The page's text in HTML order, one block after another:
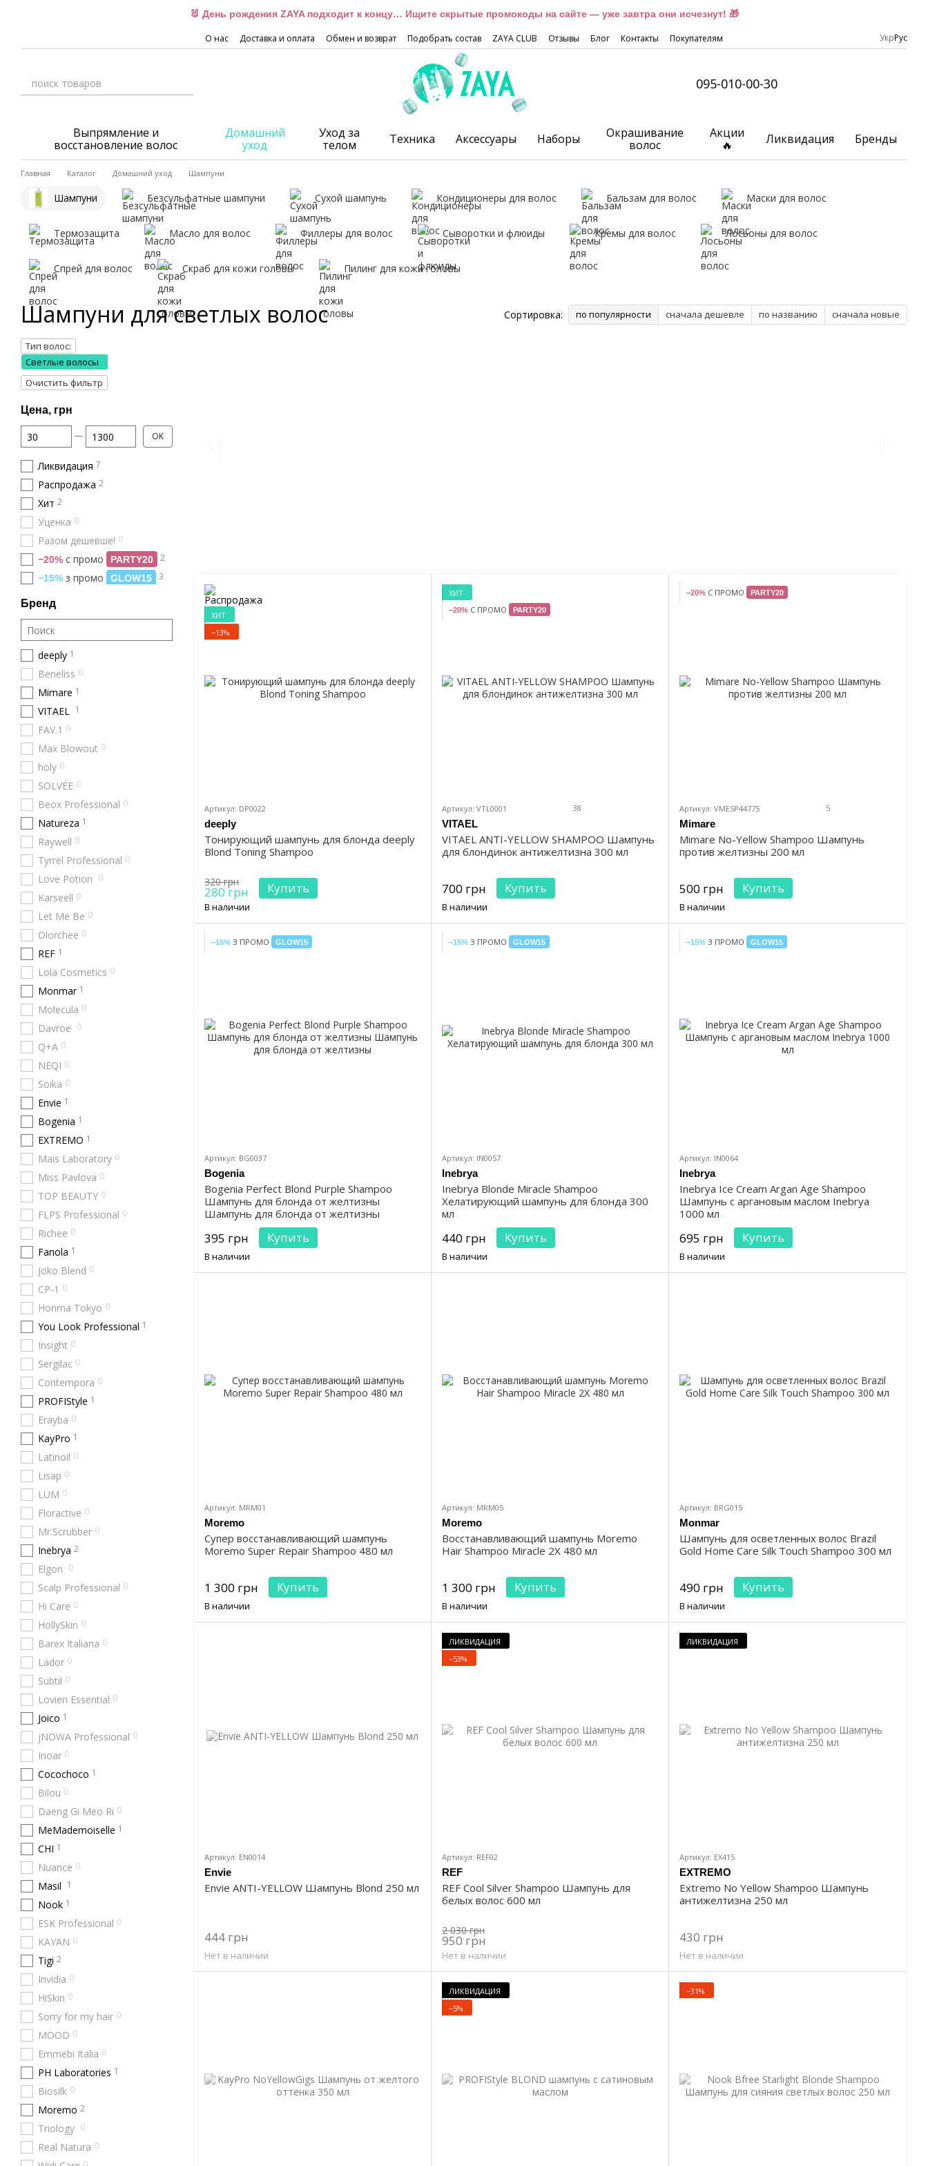
🐰 День рождения ZAYA подходит к концу… Ищите скрытые промокоды на сайте — уже завтра они исчезнут! 🎁
О нас Доставка и оплата Обмен и возврат Подобрать состав ZAYA CLUB Отзывы Блог Контакты Покупателям УкрРус
095-010-00-30
Выпрямление и
восстановление волос
Домашний
уход
Уход за
телом
Техника Аксессуары Наборы
Окрашивание
волос
Акции
🔥
Ликвидация Бренды
Главная Каталог Домашний уход Шампуни
Шампуни Безсульфатные шампуни Сухой шампунь Кондиционеры для волос Бальзам для волос Маски для волос
Термозащита Масло для волос Филлеры для волос Сыворотки и флюиды Кремы для волос Лосьоны для волос
Спрей для волос Скраб для кожи головы Пилинг для кожи головы
Шампуни для светлых волос Сортировка: по популярности сначала дешевле по названию сначала новые
ХИТ
−13%
Артикул: DP0022
deeply
Тонирующий шампунь для блонда deeply
Blond Toning Shampoo
320 грн
280 грн Купить
В наличии
ХИТ
−20% С ПРОМО PARTY20
Артикул: VTL0001 38
VITAEL
VITAEL ANTI-YELLOW SHAMPOO Шампунь
для блондинок антижелтизна 300 мл
700 грн Купить
В наличии
−20% С ПРОМО PARTY20
Артикул: VMESP44775 5
Mimare
Mimare No-Yellow Shampoo Шампунь
против желтизны 200 мл
500 грн Купить
В наличии
−15% З ПРОМО GLOW15
Артикул: BG0037
Bogenia
Bogenia Perfect Blond Purple Shampoo
Шампунь для блонда от желтизны
Шампунь для блонда от желтизны
395 грн Купить
В наличии
−15% З ПРОМО GLOW15
Артикул: IN0057
Inebrya
Inebrya Blonde Miracle Shampoo
Хелатирующий шампунь для блонда 300
мл
440 грн Купить
В наличии
−15% З ПРОМО GLOW15
Артикул: IN0064
Inebrya
Inebrya Ice Cream Argan Age Shampoo
Шампунь с аргановым маслом Inebrya
1000 мл
695 грн Купить
В наличии
Артикул: MRM01
Moremo
Супер восстанавливающий шампунь
Moremo Super Repair Shampoo 480 мл
1 300 грн Купить
В наличии
Артикул: MRM05
Moremo
Восстанавливающий шампунь Moremo
Hair Shampoo Miracle 2Х 480 мл
1 300 грн Купить
В наличии
Артикул: BRG015
Monmar
Шампунь для осветленных волос Brazil
Gold Home Care Silk Touch Shampoo 300 мл
490 грн Купить
В наличии
Артикул: EN0014
Envie
Envie ANTI-YELLOW Шампунь Blond 250 мл
444 грн
Нет в наличии
ЛИКВИДАЦИЯ
−53%
Артикул: REF02
REF
REF Cool Silver Shampoo Шампунь для
белых волос 600 мл
2 030 грн
950 грн
Нет в наличии
ЛИКВИДАЦИЯ
Артикул: EX415
EXTREMO
Extremo No Yellow Shampoo Шампунь
антижелтизна 250 мл
430 грн
Нет в наличии
ЛИКВИДАЦИЯ
−5%
−31%
Тип волос:
Светлые волосы
Очистить фильтр
Цена, грн
От Цена, грн
До Цена, грн OK
Ликвидация 7
Распродажа 2
Хит 2
Уценка 0
Разом дешевше! 0
−20% с промо PARTY20 2
−15% з промо GLOW15 3
Бренд
deeply 1
Beneliss 0
Mimare 1
VITAEL 1
FAV.1 0
Max Blowout 0
holy 0
SOLVÉE 0
Beox Professional 0
Natureza 1
Raywell 0
Tyrrel Professional 0
Love Potion 0
Karseell 0
Let Me Be 0
Olorchee 0
REF 1
Lola Cosmetics 0
Monmar 1
Molecula 0
Davroe 0
Q+A 0
NEQI 0
Soika 0
Envie 1
Bogenia 1
EXTREMO 1
Mais Laboratory 0
Miss Pavlova 0
TOP BEAUTY 0
FLPS Professional 0
Richee 0
Fanola 1
Joko Blend 0
CP-1 0
Honma Tokyo 0
You Look Professional 1
Insight 0
Sergilac 0
Contempora 0
PROFIStyle 1
Erayba 0
KayPro 1
Latinoil 0
Lisap 0
LUM 0
Floractive 0
Mr.Scrubber 0
Inebrya 2
Elgon 0
Scalp Professional 0
Hi Care 0
HollySkin 0
Barex Italiana 0
Lador 0
Subtil 0
Lovien Essential 0
Joico 1
jNOWA Professional 0
Inoar 0
Cocochoco 1
Bilou 0
Daeng Gi Meo Ri 0
MeMademoiselle 1
CHI 1
Nuance 0
Masil 1
Nook 1
ESK Professional 0
KAYAN 0
Tigi 2
Invidia 0
HiSkin 0
Sorry for my hair 0
MOOD 0
Emmebi Italia 0
PH Laboratories 1
Biosilk 0
Moremo 2
Triology 0
Real Natura 0